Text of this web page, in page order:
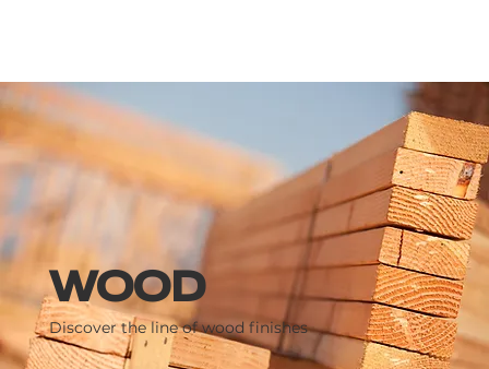
WOOD
Discover the line of wood finishes